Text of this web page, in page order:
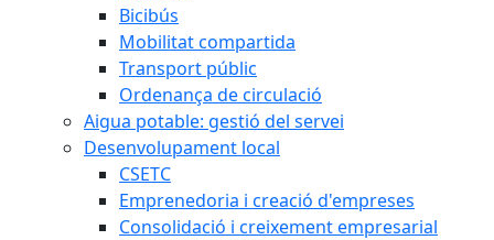
Bicibús
Mobilitat compartida
Transport públic
Ordenança de circulació
Aigua potable: gestió del servei
Desenvolupament local
CSETC
Emprenedoria i creació d'empreses
Consolidació i creixement empresarial